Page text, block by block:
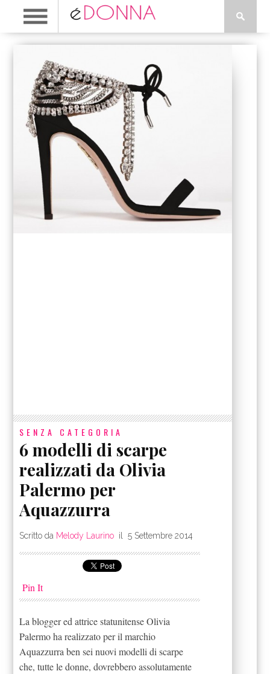
SENZA CATEGORIA
6 modelli di scarpe
realizzati da Olivia
Palermo per
Aquazzurra
Scritto da Melody Laurino il5 Settembre 2014
Pin It
La blogger ed attrice statunitense Olivia
Palermo ha realizzato per il marchio
Aquazzurra ben sei nuovi modelli di scarpe
che, tutte le donne, dovrebbero assolutamente